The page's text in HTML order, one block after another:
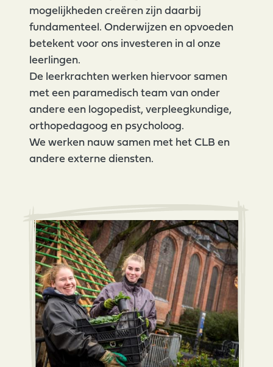
mogelijkheden creëren zijn daarbij
fundamenteel. Onderwijzen en opvoeden
betekent voor ons investeren in al onze
leerlingen.
De leerkrachten werken hiervoor samen
met een paramedisch team van onder
andere een logopedist, verpleegkundige,
orthopedagoog en psycholoog.
We werken nauw samen met het CLB en
andere externe diensten.